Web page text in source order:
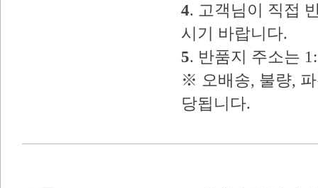
4. 고객님이 직접
시기 바랍니다.
5. 반품지 주소는
※ 오배송, 불량,
당됩니다.